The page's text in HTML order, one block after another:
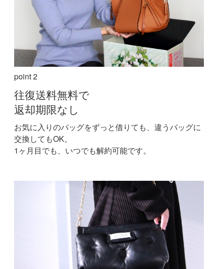
point 2
往復送料無料で
返却期限なし
お気に入りのバッグをずっと借りても、違うバッグに
交換してもOK。
1ヶ月目でも、いつでも解約可能です。